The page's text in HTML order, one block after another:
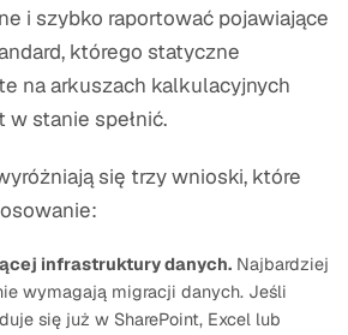
i szybko raportować pojawiające
którego statyczne
na arkuszach kalkulacyjnych
w stanie spełnić.
się trzy wnioski, które
infrastruktury danych. Najbardziej
wymagają migracji danych. Jeśli
się już w SharePoint, Excel lub